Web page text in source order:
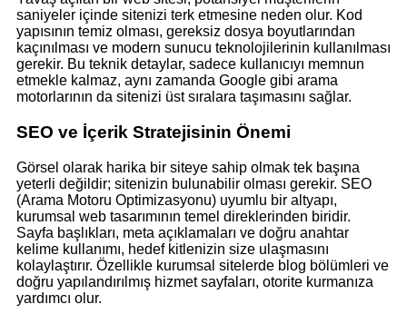
saniyeler içinde sitenizi terk etmesine neden olur. Kod
yapısının temiz olması, gereksiz dosya boyutlarından
kaçınılması ve modern sunucu teknolojilerinin kullanılması
gerekir. Bu teknik detaylar, sadece kullanıcıyı memnun
etmekle kalmaz, aynı zamanda Google gibi arama
motorlarının da sitenizi üst sıralara taşımasını sağlar.
SEO ve İçerik Stratejisinin Önemi
Görsel olarak harika bir siteye sahip olmak tek başına
yeterli değildir; sitenizin bulunabilir olması gerekir. SEO
(Arama Motoru Optimizasyonu) uyumlu bir altyapı,
kurumsal web tasarımının temel direklerinden biridir.
Sayfa başlıkları, meta açıklamaları ve doğru anahtar
kelime kullanımı, hedef kitlenizin size ulaşmasını
kolaylaştırır. Özellikle kurumsal sitelerde blog bölümleri ve
doğru yapılandırılmış hizmet sayfaları, otorite kurmanıza
yardımcı olur.